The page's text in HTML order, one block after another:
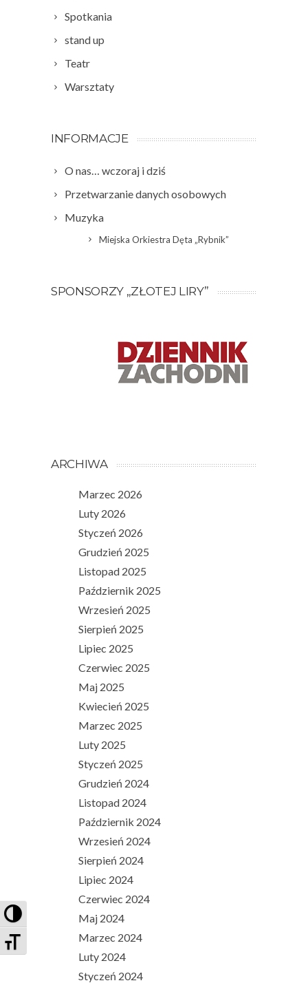
PRZEŁĄCZ WYSOKI KONTRAST
ZMIEŃ ROZMIAR CZCIONEK
Spotkania
stand up
Teatr
Warsztaty
INFORMACJE
O nas… wczoraj i dziś
Przetwarzanie danych osobowych
Muzyka
Miejska Orkiestra Dęta „Rybnik”
SPONSORZY „ZŁOTEJ LIRY”
ARCHIWA
Marzec 2026
Luty 2026
Styczeń 2026
Grudzień 2025
Listopad 2025
Październik 2025
Wrzesień 2025
Sierpień 2025
Lipiec 2025
Czerwiec 2025
Maj 2025
Kwiecień 2025
Marzec 2025
Luty 2025
Styczeń 2025
Grudzień 2024
Listopad 2024
Październik 2024
Wrzesień 2024
Sierpień 2024
Lipiec 2024
Czerwiec 2024
Maj 2024
Marzec 2024
Luty 2024
Styczeń 2024